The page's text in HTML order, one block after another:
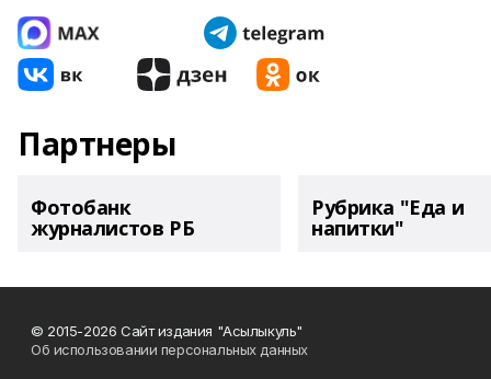
Партнеры
Фотобанк
журналистов РБ
Рубрика "Еда и
напитки"
© 2015-2026 Сайт издания "Асылыкуль"
Об использовании персональных данных